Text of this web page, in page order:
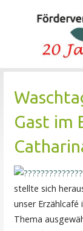
Pflegezentrum
fördern.
Gast im
stellte sich
unser
Thema